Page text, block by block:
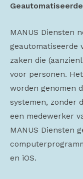
MANUS Diensten
geautomatiseerde
zaken die
voor personen.
worden genomen
systemen, zonder
een medewerker
MANUS Diensten
en iOS.